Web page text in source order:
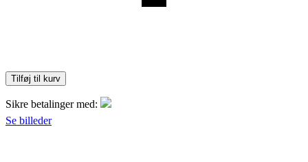
Tilføj til kurv
Sikre betalinger med:
Se billeder